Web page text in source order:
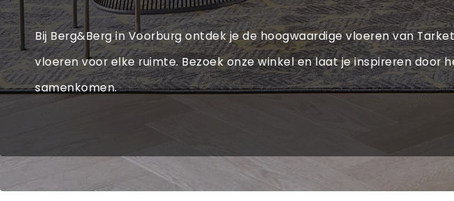
Bij Berg&Berg in Voorburg ontdek je de hoogwaardige vloeren van
vloeren voor elke ruimte. Bezoek onze winkel en laat je inspireren
samenkomen.